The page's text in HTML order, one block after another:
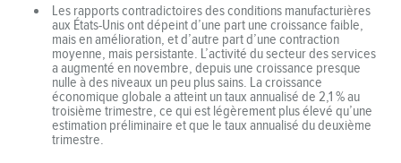
Les rapports contradictoires des conditions manufacturières
aux États-Unis ont dépeint d’une part une croissance faible,
mais en amélioration, et d’autre part d’une contraction
moyenne, mais persistante. L’activité du secteur des services
a augmenté en novembre, depuis une croissance presque
nulle à des niveaux un peu plus sains. La croissance
économique globale a atteint un taux annualisé de 2,1 % au
troisième trimestre, ce qui est légèrement plus élevé qu’une
estimation préliminaire et que le taux annualisé du deuxième
trimestre.